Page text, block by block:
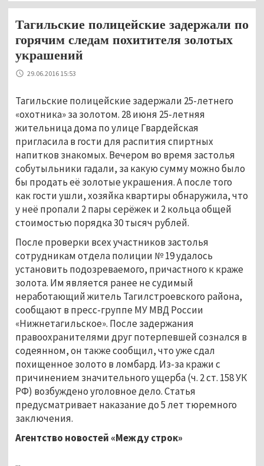
Тагильские полицейские задержали по
горячим следам похитителя золотых
украшений
29.06.2016 15:53
Тагильские полицейские задержали 25-летнего
«охотника» за золотом. 28 июня 25-летняя
жительница дома по улице Гвардейская
пригласила в гости для распития спиртных
напитков знакомых. Вечером во время застолья
собутыльники гадали, за какую сумму можно было
бы продать её золотые украшения. А после того
как гости ушли, хозяйка квартиры обнаружила, что
у неё пропали 2 пары серёжек и 2 кольца общей
стоимостью порядка 30 тысяч рублей.
После проверки всех участников застолья
сотрудникам отдела полиции № 19 удалось
установить подозреваемого, причастного к краже
золота. Им является ранее не судимый
неработающий житель Тагилстроевского района,
сообщают в пресс-группе МУ МВД России
«Нижнетагильское». После задержания
правоохранителями друг потерпевшей сознался в
содеянном, он также сообщил, что уже сдал
похищенное золото в ломбард. Из-за кражи с
причинением значительного ущерба (ч. 2 ст. 158 УК
РФ) возбуждено уголовное дело. Статья
предусматривает наказание до 5 лет тюремного
заключения.
Агентство новостей «Между строк»
...